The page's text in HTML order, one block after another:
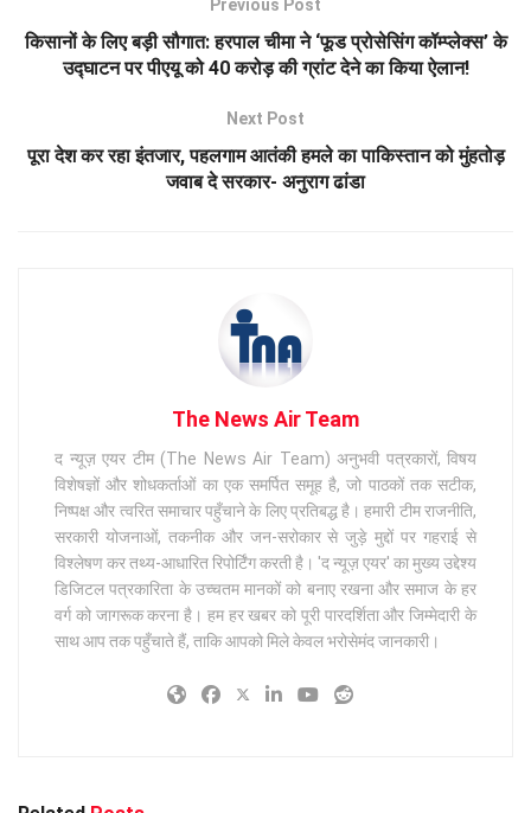
Previous Post
किसानों के लिए बड़ी सौगात: हरपाल चीमा ने ‘फूड प्रोसेसिंग कॉम्प्लेक्स’ के
उद्घाटन पर पीएयू को 40 करोड़ की ग्रांट देने का किया ऐलान!
Next Post
पूरा देश कर रहा इंतजार, पहलगाम आतंकी हमले का पाकिस्तान को मुंहतोड़
जवाब दे सरकार- अनुराग ढांडा
The News Air Team
द न्यूज़ एयर टीम (The News Air Team) अनुभवी पत्रकारों, विषय
विशेषज्ञों और शोधकर्ताओं का एक समर्पित समूह है, जो पाठकों तक सटीक,
निष्पक्ष और त्वरित समाचार पहुँचाने के लिए प्रतिबद्ध है। हमारी टीम राजनीति,
सरकारी योजनाओं, तकनीक और जन-सरोकार से जुड़े मुद्दों पर गहराई से
विश्लेषण कर तथ्य-आधारित रिपोर्टिंग करती है। 'द न्यूज़ एयर' का मुख्य उद्देश्य
डिजिटल पत्रकारिता के उच्चतम मानकों को बनाए रखना और समाज के हर
वर्ग को जागरूक करना है। हम हर खबर को पूरी पारदर्शिता और जिम्मेदारी के
साथ आप तक पहुँचाते हैं, ताकि आपको मिले केवल भरोसेमंद जानकारी।